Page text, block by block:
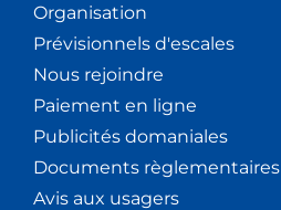
Organisation
Prévisionnels d'escales
Nous rejoindre
Paiement en ligne
Publicités domaniales
Documents règlementaires
Avis aux usagers